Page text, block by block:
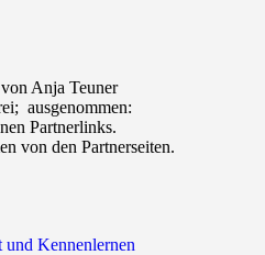
Anja Teuner
ausgenommen:
Partnerlinks.
von den Partnerseiten.
und Kennenlernen